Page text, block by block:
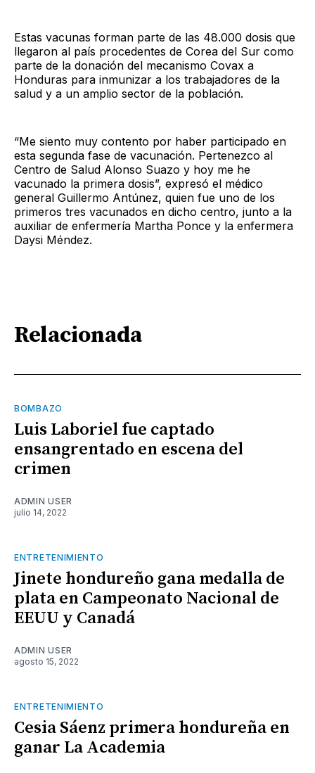
Estas vacunas forman parte de las 48.000 dosis que
llegaron al país procedentes de Corea del Sur como
parte de la donación del mecanismo Covax a
Honduras para inmunizar a los trabajadores de la
salud y a un amplio sector de la población.
“Me siento muy contento por haber participado en
esta segunda fase de vacunación. Pertenezco al
Centro de Salud Alonso Suazo y hoy me he
vacunado la primera dosis”, expresó el médico
general Guillermo Antúnez, quien fue uno de los
primeros tres vacunados en dicho centro, junto a la
auxiliar de enfermería Martha Ponce y la enfermera
Daysi Méndez.
Relacionada
BOMBAZO
Luis Laboriel fue captado
ensangrentado en escena del
crimen
ADMIN USER
julio 14, 2022
ENTRETENIMIENTO
Jinete hondureño gana medalla de
plata en Campeonato Nacional de
EEUU y Canadá
ADMIN USER
agosto 15, 2022
ENTRETENIMIENTO
Cesia Sáenz primera hondureña en
ganar La Academia